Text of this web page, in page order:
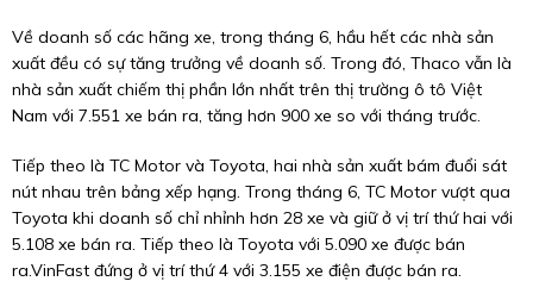
Về doanh số các hãng xe, trong tháng 6, hầu hết các nhà sản
xuất đều có sự tăng trưởng về doanh số. Trong đó, Thaco vẫn là
nhà sản xuất chiếm thị phần lớn nhất trên thị trường ô tô Việt
Nam với 7.551 xe bán ra, tăng hơn 900 xe so với tháng trước.
Tiếp theo là TC Motor và Toyota, hai nhà sản xuất bám đuổi sát
nút nhau trên bảng xếp hạng. Trong tháng 6, TC Motor vượt qua
Toyota khi doanh số chỉ nhỉnh hơn 28 xe và giữ ở vị trí thứ hai với
5.108 xe bán ra. Tiếp theo là Toyota với 5.090 xe được bán
ra.VinFast đứng ở vị trí thứ 4 với 3.155 xe điện được bán ra.